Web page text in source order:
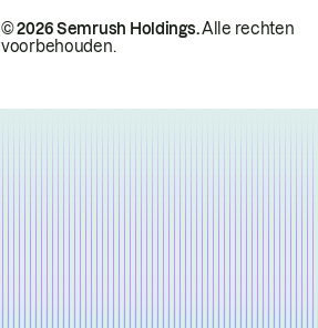
© 2026 Semrush Holdings.Alle rechten
voorbehouden.